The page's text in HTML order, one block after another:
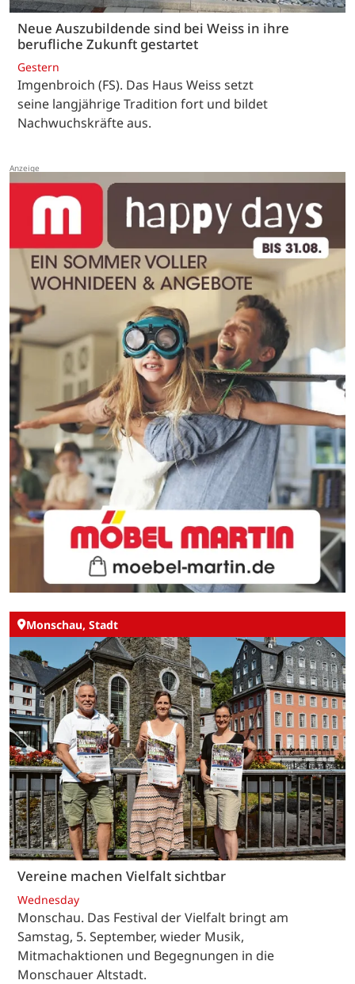
Neue Auszubildende sind bei Weiss in ihre
berufliche Zukunft gestartet
Gestern
Imgenbroich (FS). Das Haus Weiss setzt
seine langjährige Tradition fort und bildet
Nachwuchskräfte aus.
Monschau, Stadt
Vereine machen Vielfalt sichtbar
Wednesday
Monschau. Das Festival der Vielfalt bringt am
Samstag, 5. September, wieder Musik,
Mitmachaktionen und Begegnungen in die
Monschauer Altstadt.